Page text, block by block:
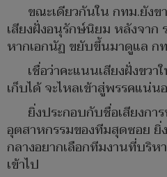
ขณะเดียวกันใน กทม.ยัง
เสียงฝั่งอนุรักษ์นิยม หลังจาก
หากเอกนัฏ ขยับขึ้นมาดูแล ก
เชื่อว่าคะแนนเสียงฝั่งขว
เก็บได้ จะไหลเข้าสู่พรรคแน่น
ยิ่งประกอบกับชื่อเสียงกา
อุตสาหกรรมของทีมสุดซอย
กลางอยากเลือกทีมงานที่บริห
เข้าไป